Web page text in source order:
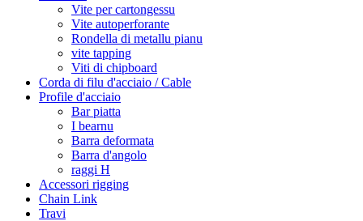
Vite per cartongessu
Vite autoperforante
Rondella di metallu pianu
vite tapping
Viti di chipboard
Corda di filu d'acciaio / Cable
Profile d'acciaio
Bar piatta
I bearnu
Barra deformata
Barra d'angolo
raggi H
Accessori rigging
Chain Link
Travi